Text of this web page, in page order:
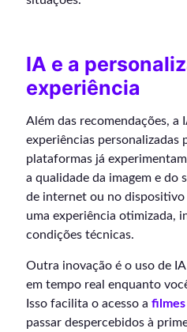
IA e a
experiência
Além das recomendações, a
experiências personalizadas
plataformas já
a qualidade da imagem e do
de internet ou no
uma experiência otimizada,
condições técnicas.
Outra inovação é o uso de
em tempo real enquanto
Isso facilita o acesso a
passar despercebidos à